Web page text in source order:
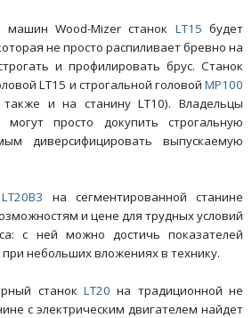
Wood-Mizer станок LT15будет
не просто распиливает бревно на
и профилировать брус. Станок
LT15 и строгальной головой MP100
также и на станину LT10). Владельцы
просто докупить строгальную
диверсифицировать выпускаемую
LT20B3 на сегментированной станине
и цене для трудных условий
с ней можно достичь показателей
небольших вложениях в технику.
станок LT20 на традиционной не
с электрическим двигателем найдет